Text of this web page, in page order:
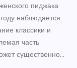
пиджака
наблюдается
классики и
часть
существенно